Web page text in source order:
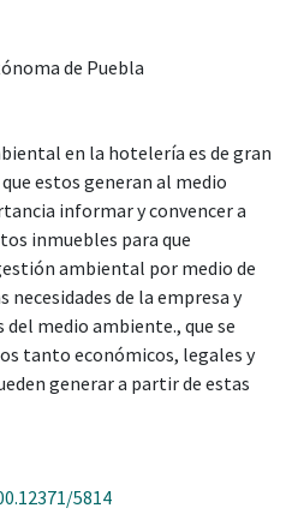
de Puebla
en la hotelería es de gran
estos generan al medio
informar y convencer a
inmuebles para que
ambiental por medio de
necesidades de la empresa y
del medio ambiente., que se
tanto económicos, legales y
generar a partir de estas
5814